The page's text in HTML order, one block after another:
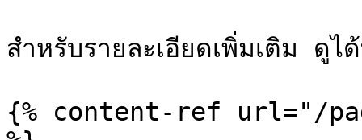
สำหรับรายละเอียดเพิ่มเติม ดู
{% content-ref url="/